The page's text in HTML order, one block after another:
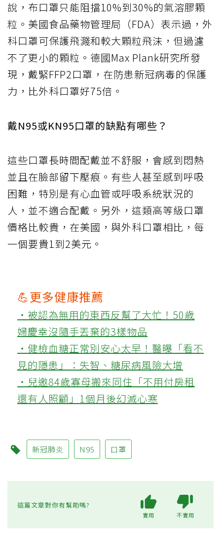
說，布口罩只能阻擋10%到30%的氣溶膠顆
粒。美國食品藥物管理局（FDA）表示過，外
科口罩可保護飛濺和較大顆粒飛沫，但過濾
不了更小的顆粒。德國Max Plank研究所發
現，戴緊FFP2口罩，在防患新冠病毒的保護
力，比外科口罩好75倍。
戴N95或KN95口罩的缺點有哪些？
這些口罩長時間配戴並不舒服，會感到悶熱
並且在臉部留下壓痕。有些人甚至感到呼吸
困難，特別是有心血管或呼吸系統狀況的
人，並不適合配戴。另外，這類高等級口罩
價格比較貴，在美國，與外科口罩相比，每
一個要貴1到2美元。
💪更多健康推薦
‧被認為無用的東西反幫了大忙！50歲
婦慶幸沒隨手丟棄的3樣物品
‧健檢血糖正常別安心太早！醫曝「看不
見的隱患」：失智、糖尿病風險大增
‧兒邀84歲寡母搬來同住「不用付房租
還有人照顧」1個月後幻滅心寒
新冠肺炎 N95 口罩
這篇文章對你有幫助嗎?
實用 不實用